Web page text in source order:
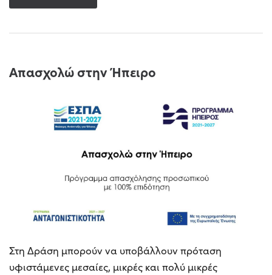
Απασχολώ στην Ήπειρο
Στη Δράση μπορούν να υποβάλλουν πρόταση
υφιστάμενες μεσαίες, μικρές και πολύ μικρές